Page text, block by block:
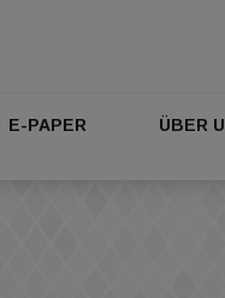
E-PAPER ÜBER